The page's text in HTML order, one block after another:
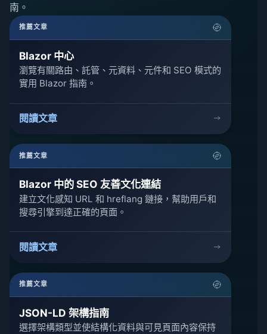
南。
推薦文章
Blazor 中心
瀏覽有關路由、託管、元資料、元件和 SEO 模式的
實用 Blazor 指南。
閱讀文章
推薦文章
Blazor 中的 SEO 友善文化連結
建立文化感知 URL 和 hreflang 鏈接，幫助用戶和
搜尋引擎到達正確的頁面。
閱讀文章
推薦文章
JSON-LD 架構指南
選擇架構類型並使結構化資料與可見頁面內容保持